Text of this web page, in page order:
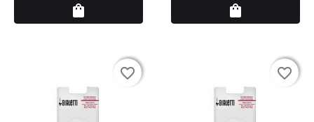
shopping_bag shopping_bag
favorite_border
favorite_border favorite_border
favorite_border